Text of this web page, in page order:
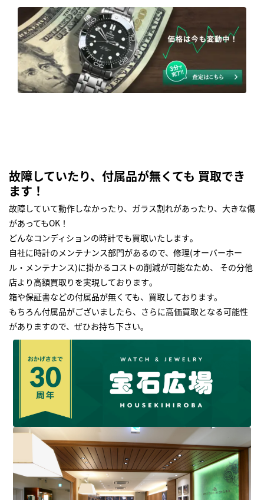
故障していたり、付属品が無くても 買取でき
ます！
故障していて動作しなかったり、ガラス割れがあったり、大きな傷
があってもOK！
どんなコンディションの時計でも買取いたします｡
自社に時計のメンテナンス部門があるので、修理(オーバーホー
ル・メンテナンス)に掛かるコストの削減が可能なため、 その分他
店より高額買取りを実現しております｡
箱や保証書などの付属品が無くても、買取しております。
もちろん付属品がございましたら、さらに高価買取となる可能性
がありますので、ぜひお持ち下さい｡